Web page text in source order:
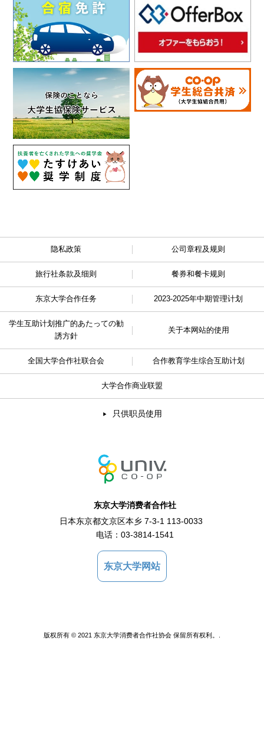
隐私政策 公司章程及规则
旅行社条款及细则 餐券和餐卡规则
东京大学合作任务 2023-2025年中期管理计划
学生互助计划推广的あたっての勧
誘方針
关于本网站的使用
全国大学合作社联合会 合作教育学生综合互助计划
大学合作商业联盟
只供职员使用
东京大学消费者合作社
日本东京都文京区本乡 7-3-1 113-0033
电话： 03-3814-1541
东京大学网站
版权所有 © 2021 东京大学消费者合作社协会 保留所有权利。.